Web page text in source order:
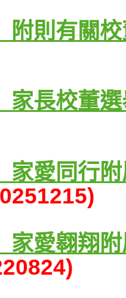
附則有關
家長校董
家愛同行
家愛翱翔